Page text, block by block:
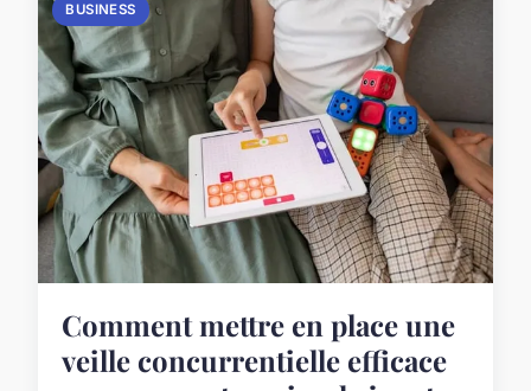
BUSINESS
Comment mettre en place une
veille concurrentielle efficace